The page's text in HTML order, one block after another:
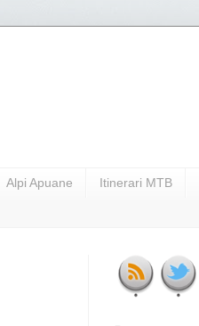
Alpi Apuane Itinerari MTB